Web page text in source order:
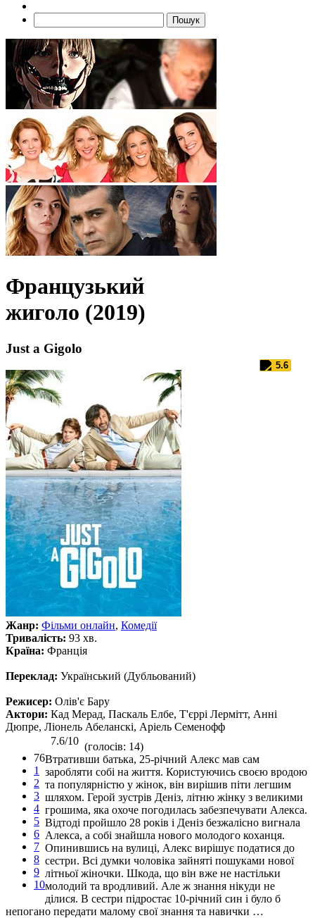
Пошук
Французький
жиголо (2019)
Just a Gigolo
5.6
Жанр: Фільми онлайн, Комедії
Тривалість: 93 хв.
Країна: Франція
Переклад: Український (Дубльований)
Режисер: Олів'є Бару
Актори: Кад Мерад, Паскаль Елбе, Т'єррі Лермітт, Анні
Дюпре, Ліонель Абеланскі, Аріель Семенофф
76
1
2
3
4
5
6
7
8
9
10
7.6/10 (голосів: 14)
Втративши батька, 25-річний Алекс мав сам
заробляти собі на життя. Користуючись своєю вродою
та популярністю у жінок, він вирішив піти легшим
шляхом. Герой зустрів Деніз, літню жінку з великими
грошима, яка охоче погодилась забезпечувати Алекса.
Відтоді пройшло 28 років і Деніз безжалісно вигнала
Алекса, а собі знайшла нового молодого коханця.
Опинившись на вулиці, Алекс вирішує податися до
сестри. Всі думки чоловіка зайняті пошуками нової
літньої жіночки. Шкода, що він вже не настільки
молодий та вродливий. Але ж знання нікуди не
ділися. В сестри підростає 10-річний син і було б
непогано передати малому свої знання та навички …